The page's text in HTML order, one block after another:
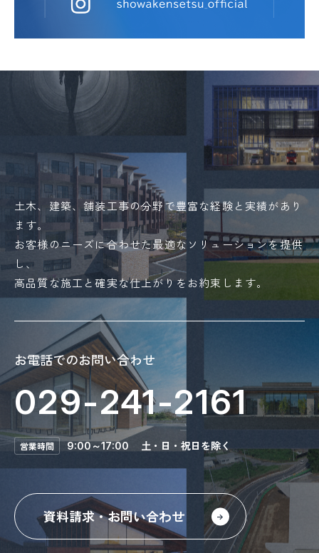
CONTACT
土木、建築、舗装工事の分野で豊富な経験と実績があり
ます。
お客様のニーズに合わせた最適なソリューションを提供
し、
高品質な施工と確実な仕上がりをお約束します。
お電話でのお問い合わせ
029-241-2161
営業時間 9:00～17:00 土・日・祝日を除く
資料請求・お問い合わせ